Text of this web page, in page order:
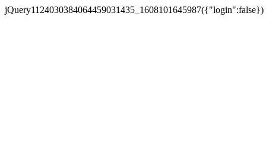
jQuery1124030384064459031435_1608101645987({"login":false})